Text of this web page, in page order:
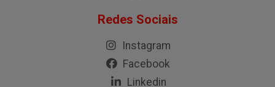
Redes Sociais
Instagram
Facebook
Linkedin